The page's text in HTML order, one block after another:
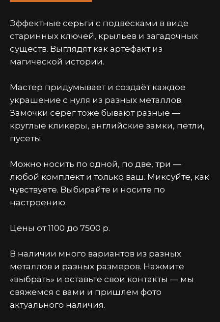
Эффектные серьги с подвесками в виде
старинных ключей, крыльев и загадочных
существ. Выглядят как артефакт из
магической истории.
Мастер придумывает и создаёт каждое
украшение с нуля из разных металлов.
Замочки серег тоже бывают разные —
круглые кликеры, английские замки, петли,
пусеты.
Можно носить по одной, по две, три —
любой комплект и только ваш. Миксуйте, как
чувствуете. Выбирайте и носите по
настроению.
Цены от 1100 до 7500 р.
В наличии много вариантов из разных
металлов и разных размеров. Нажмите
«выбрать» и оставьте свои контакты — мы
свяжемся с вами и пришлем фото
актуального наличия.